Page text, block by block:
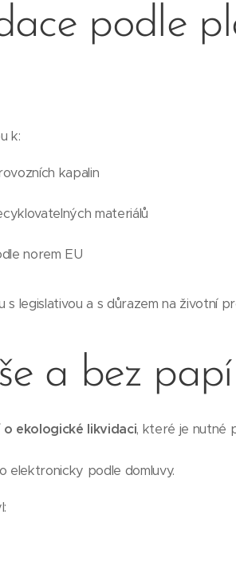
podle
k:
kapalin
materiálů
norem EU
legislativou a s důrazem na životní
a bez
ekologické likvidaci, které je nutné
elektronicky podle domluvy.